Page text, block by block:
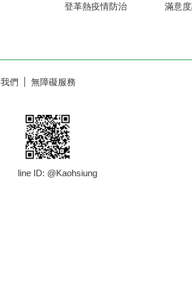
登革熱疫情防治
滿意
們
無障礙服務
line ID: @Kaohsiung